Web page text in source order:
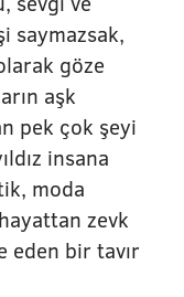
saymazsak,
göze
aşk
pek çok şeyi
insana
moda
zevk
eden bir tavır